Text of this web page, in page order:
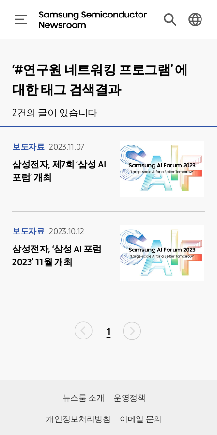
‘#연구원 네트워킹 프로그램’ 에
대한 태그 검색결과
2건의 글이 있습니다
보도자료 2023.11.07
삼성전자, 제7회 ‘삼성 AI
포럼’ 개최
보도자료 2023.10.12
삼성전자, ‘삼성 AI 포럼
2023’ 11월 개최
1
뉴스룸 소개 운영정책
개인정보처리방침 이메일 문의